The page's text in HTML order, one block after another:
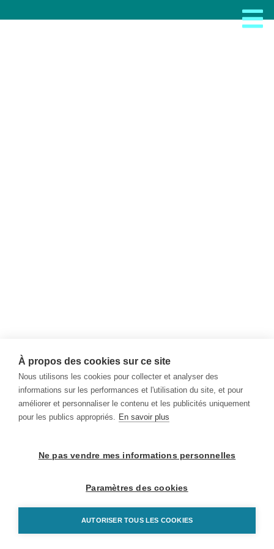
À propos des cookies sur ce site
Nous utilisons les cookies pour collecter et analyser des
informations sur les performances et l'utilisation du site, et pour
améliorer et personnaliser le contenu et les publicités uniquement
pour les publics appropriés. En savoir plus
Ne pas vendre mes informations personnelles
Paramètres des cookies
AUTORISER TOUS LES COOKIES